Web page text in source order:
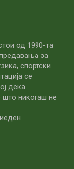
од 1990-та
за
спортски
се
дека
што никогаш не